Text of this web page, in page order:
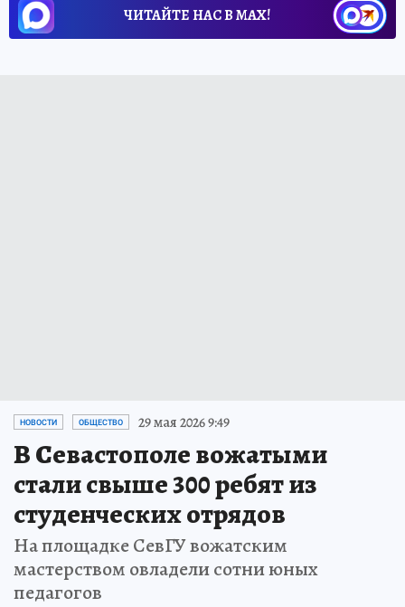
ЧИТАЙТЕ НАС В МАХ!
НОВОСТИ ОБЩЕСТВО 29 мая 2026 9:49
В Севастополе вожатыми
стали свыше 300 ребят из
студенческих отрядов
На площадке СевГУ вожатским
мастерством овладели сотни юных
педагогов